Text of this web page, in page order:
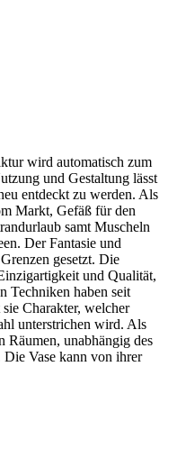
wird automatisch zum
und Gestaltung lässt
entdeckt zu werden. Als
Markt, Gefäß für den
samt Muscheln
Der Fantasie und
gesetzt. Die
und Qualität,
Techniken haben seit
Charakter, welcher
unterstrichen wird. Als
Räumen, unabhängig des
Die Vase kann von ihrer